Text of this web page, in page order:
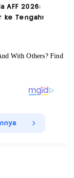
AFF 2026:
ke Tengah!